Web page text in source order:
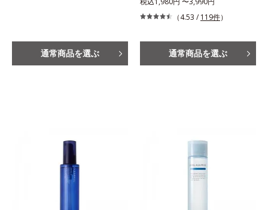
通常商品を選ぶ
（4.53 / 119件）
通常商品を選ぶ